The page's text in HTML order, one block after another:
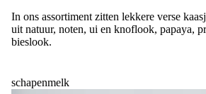
In ons assortiment zitten lekkere verse
uit natuur, noten, ui en knoflook, papaya,
bieslook.
schapenmelk